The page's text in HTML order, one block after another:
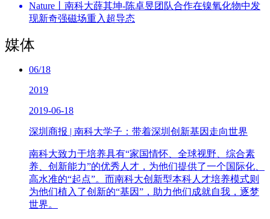
Nature丨南科大薛其坤-陈卓昱团队合作在镍氧化物中发
现新奇强磁场重入超导态
媒体
06/18
2019
2019-06-18
深圳商报 | 南科大学子：带着深圳创新基因走向世界
南科大致力于培养具有“家国情怀、全球视野、综合素
养、创新能力”的优秀人才，为他们提供了一个国际化、
高水准的“起点”。而南科大创新型本科人才培养模式则
为他们植入了创新的“基因”，助力他们成就自我，逐梦
世界。